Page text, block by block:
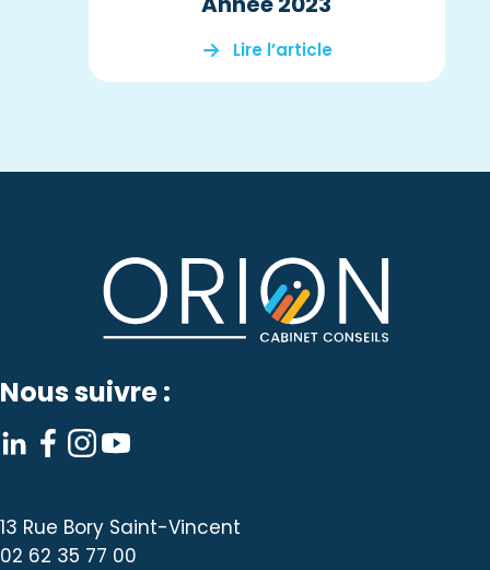
Lire l’article
Nous suivre :
13 Rue Bory Saint-Vincent
02 62 35 77 00